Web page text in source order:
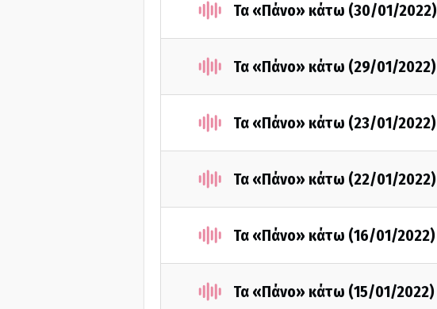
Τα «Πάνο» κάτω (30/01/2022)
Τα «Πάνο» κάτω (29/01/2022)
Τα «Πάνο» κάτω (23/01/2022)
Τα «Πάνο» κάτω (22/01/2022)
Τα «Πάνο» κάτω (16/01/2022)
Τα «Πάνο» κάτω (15/01/2022)